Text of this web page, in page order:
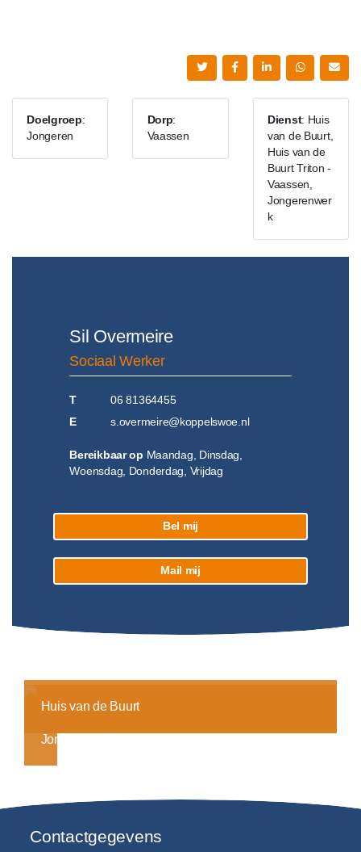
Doelgroep:
Jongeren
Dorp:
Vaassen
Dienst: Huis
van de Buurt,
Huis van de
Buurt Triton -
Vaassen,
Jongerenwer
k
Sil Overmeire
Sociaal Werker
T
06 81364455
E
s.overmeire@koppelswoe.nl
Bereikbaar op Maandag, Dinsdag,
Woensdag, Donderdag, Vrijdag
Bel mij
Mail mij
Huis van de Buurt
Jongerenwerk
Contactgegevens